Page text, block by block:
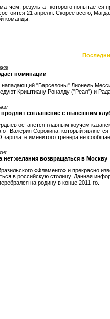
результат которого попытается
21 апреля. Скорее всего,
команды.
номинации
нападающий "Барселоны" Лионель
Криштиану Роналду ("Реал") и
соглашение с нынешним
останется главным коучем
от Валерия Сорокина, который
зарплате именитого тренера не
нет желания возвращаться в Москву
«Фламенго» и прекрасно
в российскую столицу. Данная
на родину в конце 2011-го.